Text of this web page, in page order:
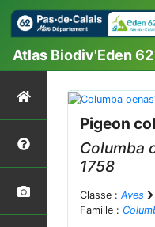
Atlas Biodiv'Eden 62
Pigeon
Columba
1758
Classe : Aves
Famille :